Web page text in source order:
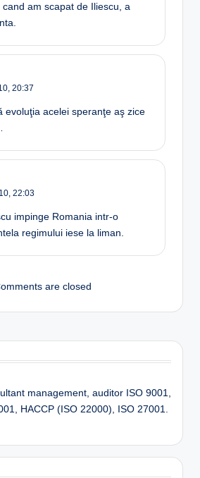
am scapat de Iliescu, a
20:37
evoluţia acelei speranţe aş zice
22:03
impinge Romania intr-o
regimului iese la liman.
are closed
management, auditor ISO 9001,
HACCP (ISO 22000), ISO 27001.